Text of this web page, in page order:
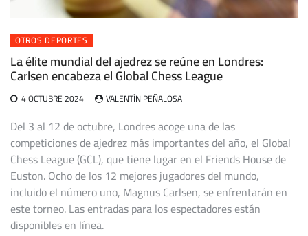
OTROS DEPORTES
La élite mundial del ajedrez se reúne en Londres:
Carlsen encabeza el Global Chess League
4 OCTUBRE 2024 VALENTÍN PEÑALOSA
Del 3 al 12 de octubre, Londres acoge una de las
competiciones de ajedrez más importantes del año, el Global
Chess League (GCL), que tiene lugar en el Friends House de
Euston. Ocho de los 12 mejores jugadores del mundo,
incluido el número uno, Magnus Carlsen, se enfrentarán en
este torneo. Las entradas para los espectadores están
disponibles en línea.